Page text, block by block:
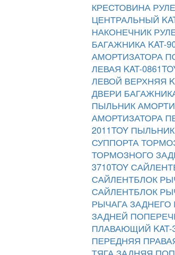
КРЕСТОВИНА
ЦЕНТРАЛЬНЫЙ
НАКОНЕЧНИК
БАГАЖНИКА KAT-
АМОРТИЗАТОРА
ЛЕВАЯ KAT-
ЛЕВОЙ ВЕРХНЯЯ
ДВЕРИ БАГАЖНИКА
ПЫЛЬНИК
АМОРТИЗАТОРА
2011TOY ПЫЛЬНИК
СУППОРТА
ТОРМОЗНОГО
3710TOY
САЙЛЕНТБЛОК
САЙЛЕНТБЛОК
РЫЧАГА ЗАДНЕГО
ЗАДНЕЙ
ПЛАВАЮЩИЙ KAT-
ПЕРЕДНЯЯ